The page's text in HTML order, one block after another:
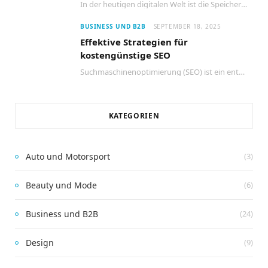
In der heutigen digitalen Welt ist die Speicherung und Verwaltung von Daten entscheidend für den…
BUSINESS UND B2B SEPTEMBER 18, 2025
Effektive Strategien für
kostengünstige SEO
Suchmaschinenoptimierung (SEO) ist ein entscheidender Faktor für den Erfolg jeder Website. Viele Unternehmen glauben jedoch,…
KATEGORIEN
Auto und Motorsport (3)
Beauty und Mode (6)
Business und B2B (24)
Design (9)